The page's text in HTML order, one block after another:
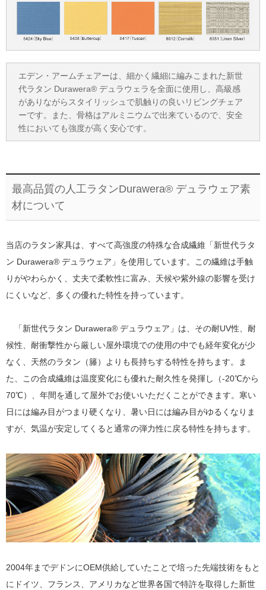
エデン・アームチェアーは、細かく繊細に編みこまれた新世
代ラタン Durawera® デュラウェラを全面に使用し、高級感
がありながらスタイリッシュで肌触りの良いリビングチェア
ーです。また、骨格はアルミニウムで出来ているので、安全
性においても強度が高く安心です。
最高品質の人工ラタンDurawera® デュラウェア素
材について
当店のラタン家具は、すべて高強度の特殊な合成繊維「新世代ラタ
ン Durawera® デュラウェア」を使用しています。この繊維は手触
りがやわらかく、丈夫で柔軟性に富み、天候や紫外線の影響を受け
にくいなど、多くの優れた特性を持っています。
「新世代ラタン Durawera® デュラウェア」は、その耐UV性、耐
候性、耐衝撃性から厳しい屋外環境での使用の中でも経年変化が少
なく、天然のラタン（籐）よりも長持ちする特性を持ちます。ま
た、この合成繊維は温度変化にも優れた耐久性を発揮し（-20℃から
70℃）、年間を通して屋外でお使いいただくことができます。寒い
日には編み目がつまり硬くなり、暑い日には編み目がゆるくなりま
すが、気温が安定してくると通常の弾力性に戻る特性を持ちます。
2004年までデドンにOEM供給していたことで培った先端技術をもと
にドイツ、フランス、アメリカなど世界各国で特許を取得した新世